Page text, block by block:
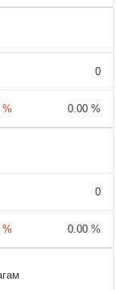
0
0.00 %
0
0.00 %